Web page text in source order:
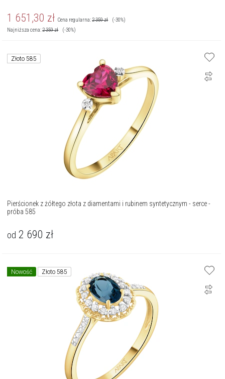
1 651,30 zł Cena regularna:2 359zł
(-30%)
Najniższa cena:2 359zł (-30%)
Złoto 585
Pierścionek z żółtego złota z diamentami i rubinem syntetycznym - serce -
próba 585
od 2 690 zł
Nowość Złoto 585